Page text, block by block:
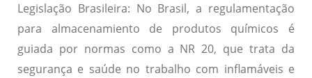
Legislação Brasileira: No Brasil, a regulamentação
para almacenamiento de produtos químicos é
guiada por normas como a NR 20, que trata da
segurança e saúde no trabalho com inflamáveis e